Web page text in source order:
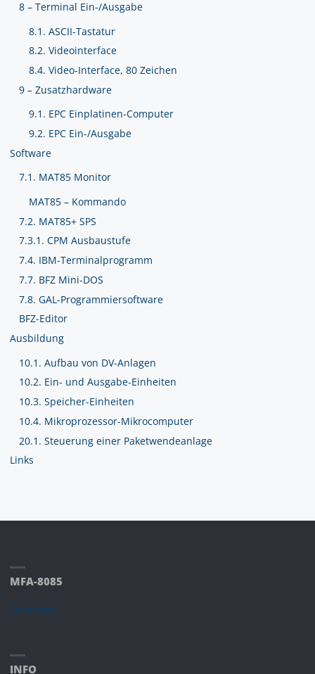
8 – Terminal Ein-/Ausgabe
8.1. ASCII-Tastatur
8.2. Videointerface
8.4. Video-Interface, 80 Zeichen
9 – Zusatzhardware
9.1. EPC Einplatinen-Computer
9.2. EPC Ein-/Ausgabe
Software
7.1. MAT85 Monitor
MAT85 – Kommando
7.2. MAT85+ SPS
7.3.1. CPM Ausbaustufe
7.4. IBM-Terminalprogramm
7.7. BFZ Mini-DOS
7.8. GAL-Programmiersoftware
BFZ-Editor
Ausbildung
10.1. Aufbau von DV-Anlagen
10.2. Ein- und Ausgabe-Einheiten
10.3. Speicher-Einheiten
10.4. Mikroprozessor-Mikrocomputer
20.1. Steuerung einer Paketwendeanlage
Links
MFA-8085
Startseite
INFO